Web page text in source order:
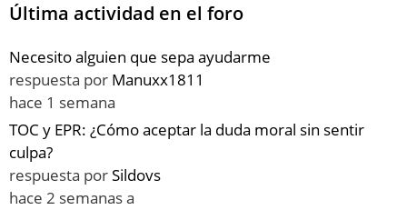
Última actividad en el foro
Necesito alguien que sepa ayudarme
respuesta por Manuxx1811
hace 1 semana
TOC y EPR: ¿Cómo aceptar la duda moral sin sentir
culpa?
respuesta porSildovs
hace 2 semanas a